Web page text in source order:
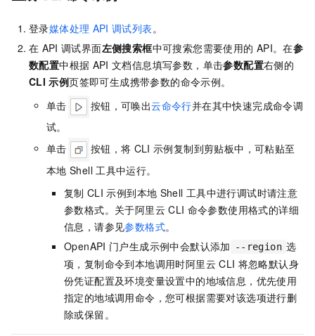
登录媒体处理 API 调试列表 。
在 API 调试界面左侧搜索框中可搜索您需要使用的 API。在参
数配置中根据 API 文档信息填写参数，单击参数配置右侧的
CLI 示例页签即可生成携带参数的命令示例。
单击
按钮，可唤出云命令行并在其中快速完成命令调
试。
单击
按钮，将 CLI 示例复制到剪贴板中，可粘贴至
本地 Shell 工具中运行。
复制 CLI 示例到本地 Shell 工具中进行调试时请注意
参数格式。关于阿里云 CLI 命令参数使用格式的详细
信息，请参见参数格式。
OpenAPI 门户生成示例中会默认添加 --region 选
项，复制命令到本地调用时阿里云 CLI 将忽略默认身
份凭证配置及环境变量设置中的地域信息，优先使用
指定的地域调用命令，您可根据需要对该选项进行删
除或保留。